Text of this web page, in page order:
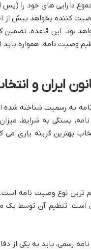
دارایی های خود را
کننده بخواهد بیش از
بود. این قاعده،
وصیت نامه، همواره
ایران و
به رسمیت شناخته
بستگی به شرایط،
بهترین گزینه یاری می
ترین نوع وصیت نامه
است. تنظیم آن توسط یک
رسمی، باید به یکی از